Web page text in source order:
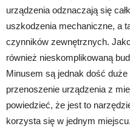
urządzenia odznaczają się
uszkodzenia mechaniczne, a
czynników zewnętrznych.
również nieskomplikowaną
Minusem są jednak dość
przenoszenie urządzenia z
powiedzieć, że jest to
korzysta się w jednym